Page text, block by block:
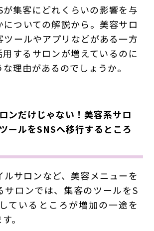
が集客にどれくらいの影響を与
についての解説から。美容サロ
ツールやアプリなどがある一方
用するサロンが増えているのに
理由があるのでしょうか。
ンだけじゃない！美容系サロ
ールをSNSへ移行するところ
ルサロンなど、美容メニューを
サロンでは、集客のツールをS
ているところが増加の一途を
。